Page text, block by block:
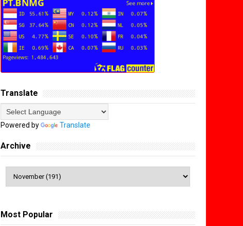
Translate
Powered by Translate
Archive
Most Popular